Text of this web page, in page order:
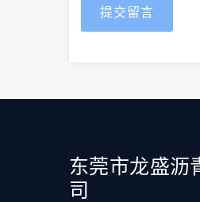
提交留言
东莞市龙盛沥
司